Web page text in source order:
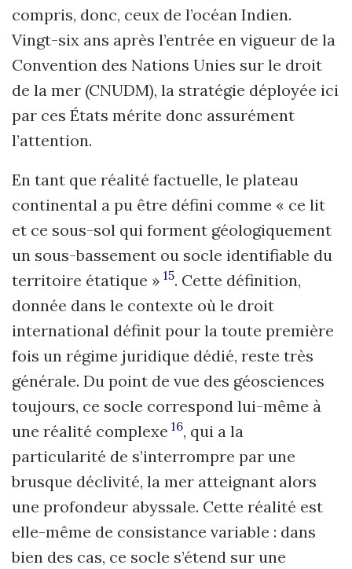
compris, donc, ceux de l’océan Indien.
Vingt-six ans après l’entrée en vigueur de la
Convention des Nations Unies sur le droit
de la mer (CNUDM), la stratégie déployée ici
par ces États mérite donc assurément
l’attention.
En tant que réalité factuelle, le plateau
continental a pu être défini comme « ce lit
et ce sous-sol qui forment géologiquement
un sous-bassement ou socle identifiable du
territoire étatique » 15. Cette définition,
donnée dans le contexte où le droit
international définit pour la toute première
fois un régime juridique dédié, reste très
générale. Du point de vue des géosciences
toujours, ce socle correspond lui-même à
une réalité complexe 16, qui a la
particularité de s’interrompre par une
brusque déclivité, la mer atteignant alors
une profondeur abyssale. Cette réalité est
elle-même de consistance variable : dans
bien des cas, ce socle s’étend sur une